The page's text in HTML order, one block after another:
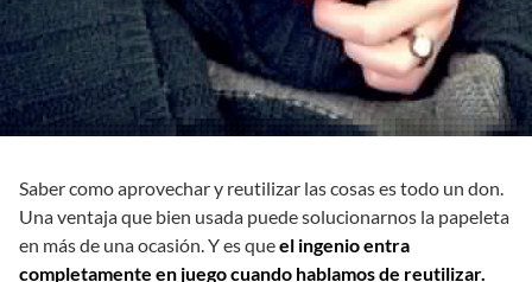
Saber como aprovechar y reutilizar las cosas es todo un don.
Una ventaja que bien usada puede solucionarnos la papeleta
en más de una ocasión. Y es queel ingenio entra
completamente en juego cuando hablamos de reutilizar.